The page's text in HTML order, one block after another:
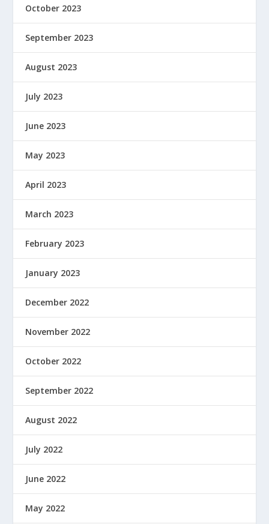
October 2023
September 2023
August 2023
July 2023
June 2023
May 2023
April 2023
March 2023
February 2023
January 2023
December 2022
November 2022
October 2022
September 2022
August 2022
July 2022
June 2022
May 2022